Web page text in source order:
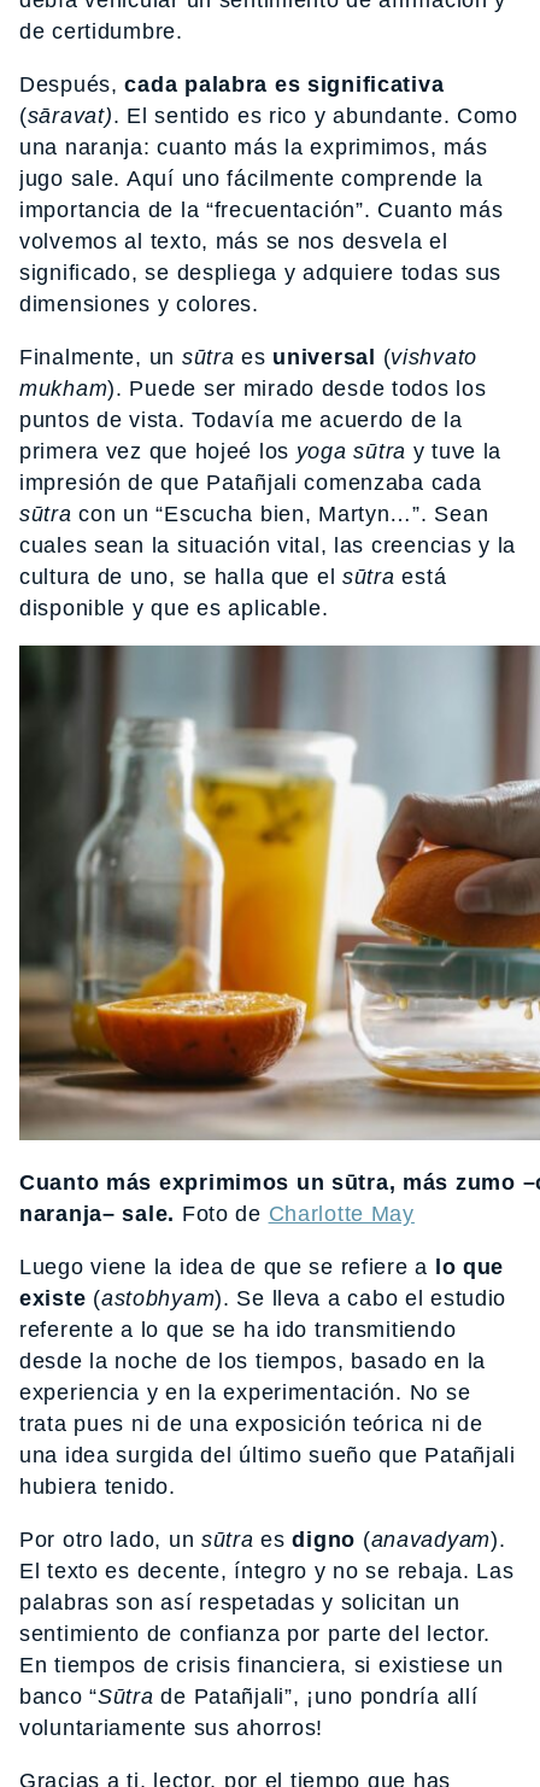
de certidumbre.
Después,cada palabra es significativa
(sāravat). El sentido es rico y abundante. Como
una naranja: cuanto más la exprimimos, más
jugo sale. Aquí uno fácilmente comprende la
importancia de la “frecuentación”. Cuanto más
volvemos al texto, más se nos desvela el
significado, se despliega y adquiere todas sus
dimensiones y colores.
Finalmente, un sūtra es universal (vishvato
mukham). Puede ser mirado desde todos los
puntos de vista. Todavía me acuerdo de la
primera vez que hojeé los yoga sūtra y tuve la
impresión de que Patañjali comenzaba cada
sūtra con un “Escucha bien, Martyn…”. Sean
cuales sean la situación vital, las creencias y la
cultura de uno, se halla que elsūtra está
disponible y que es aplicable.
Cuanto más exprimimos un sūtra, más zumo
naranja– sale. Foto de Charlotte May
Luego viene la idea de que se refiere a lo que
existe (astobhyam). Se lleva a cabo el estudio
referente a lo que se ha ido transmitiendo
desde la noche de los tiempos, basado en la
experiencia y en la experimentación. No se
trata pues ni de una exposición teórica ni de
una idea surgida del último sueño que Patañjali
hubiera tenido.
Por otro lado, un sūtra esdigno (anavadyam).
El texto es decente, íntegro y no se rebaja. Las
palabras son así respetadas y solicitan un
sentimiento de confianza por parte del lector.
En tiempos de crisis financiera, si existiese un
banco “Sūtra de Patañjali”, ¡uno pondría allí
voluntariamente sus ahorros!
Gracias a ti, lector, por el tiempo que has